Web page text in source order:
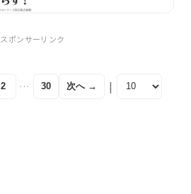
の製品は使い勝手や安全性
本製のハイドロキノンクリ
ームを推し出すことで、肌
スポンサーリンク
2 … 30 次へ → |